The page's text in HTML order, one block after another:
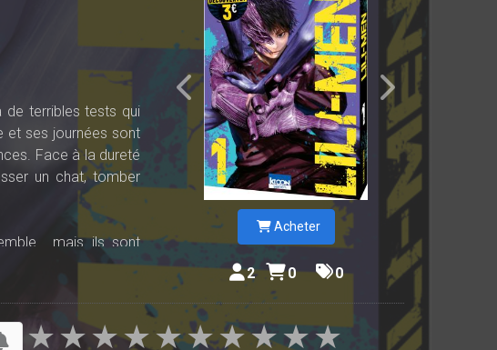
de terribles tests qui
et ses journées sont
Face à la dureté
un chat, tomber
mais ils sont
nutriments pour des
comme hôtes
dernières forces
il n’a qu’une
Acheter
2 0 0
★
★
★
★
★
★
★
★
★
★